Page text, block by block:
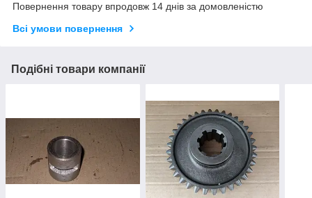
Повернення товару впродовж 14 днів за домовленістю
Всі умови повернення
Подібні товари компанії